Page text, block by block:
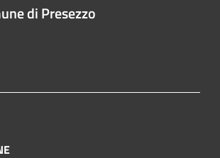
di Presezzo